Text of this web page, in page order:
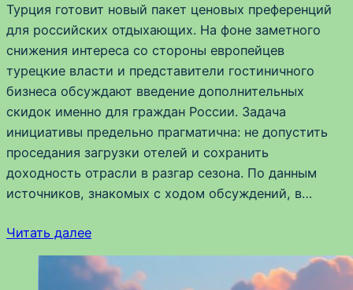
Турция готовит новый пакет ценовых преференций
для российских отдыхающих. На фоне заметного
снижения интереса со стороны европейцев
турецкие власти и представители гостиничного
бизнеса обсуждают введение дополнительных
скидок именно для граждан России. Задача
инициативы предельно прагматична: не допустить
проседания загрузки отелей и сохранить
доходность отрасли в разгар сезона. По данным
источников, знакомых с ходом обсуждений, в…
Читать далее